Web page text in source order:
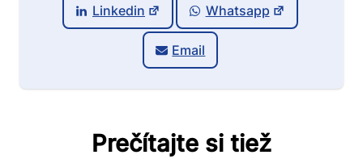
Linkedin Whatsapp
Email
Prečítajte si tiež